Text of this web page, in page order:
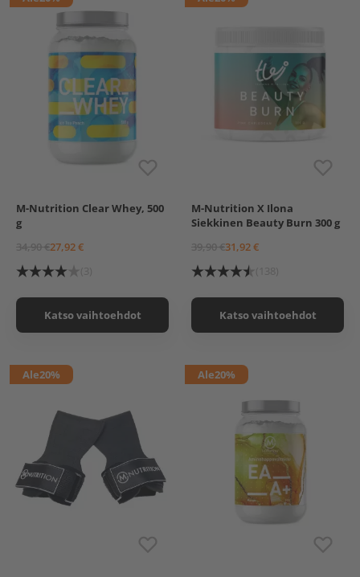
Protein, 700 g, Quattro
Raspberry Juice
Apple Pear Juice
Ice Tea Peach
M-Nutrition Clear Whey, 500
g
34,90 €27,92 €
(3)
Katso vaihtoehdot
Hawaii
Pink Caribbean
M-Nutrition X Ilona
Siekkinen Beauty Burn 300 g
39,90 €31,92 €
(138)
Katso vaihtoehdot
Ale20% Ale20%